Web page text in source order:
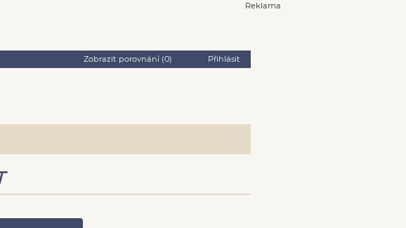
Reklama
Zobrazit porovnání (0) Přihlásit